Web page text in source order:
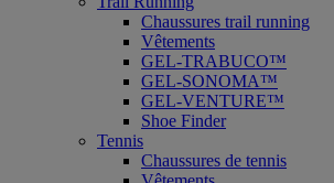
Chaussures trail running
Vêtements
GEL-TRABUCO™
GEL-SONOMA™
GEL-VENTURE™
Shoe Finder
Tennis
Chaussures de tennis